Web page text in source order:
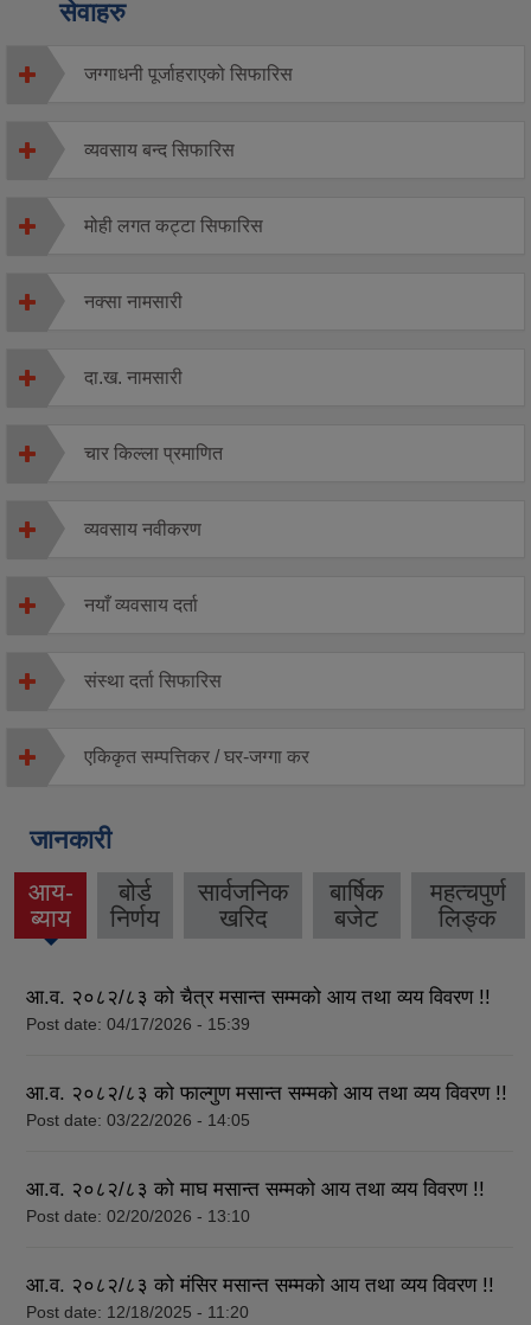
सेवाहरु
जग्गाधनी पूर्जाहराएको सिफारिस
व्यवसाय बन्द सिफारिस
मोही लगत कट्टा सिफारिस
नक्सा नामसारी
दा.ख. नामसारी
चार किल्ला प्रमाणित
व्यवसाय नवीकरण
नयाँ व्यवसाय दर्ता
संस्था दर्ता सिफारिस
एकिकृत सम्पत्तिकर / घर-जग्गा कर
जानकारी
आय-
ब्याय
(active
tab)
बोर्ड
निर्णय
सार्वजनिक
खरिद
बार्षिक
बजेट
महत्चपुर्ण
लिङ्क
आ.व. २०८२/८३ को चैत्र मसान्त सम्मको आय तथा व्यय विवरण !!
Post date: 04/17/2026 - 15:39
आ.व. २०८२/८३ को फाल्गुण मसान्त सम्मको आय तथा व्यय विवरण !!
Post date: 03/22/2026 - 14:05
आ.व. २०८२/८३ को माघ मसान्त सम्मको आय तथा व्यय विवरण !!
Post date: 02/20/2026 - 13:10
आ.व. २०८२/८३ को मंसिर मसान्त सम्मको आय तथा व्यय विवरण !!
Post date: 12/18/2025 - 11:20